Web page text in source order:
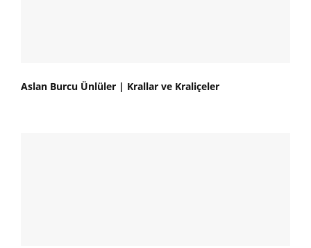
Aslan Burcu Ünlüler | Krallar ve Kraliçeler